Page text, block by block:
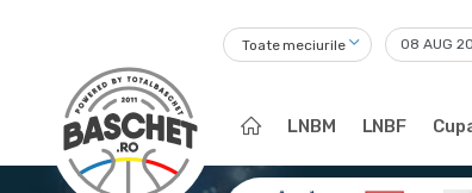
Toate meciurile
LNBM LNBF